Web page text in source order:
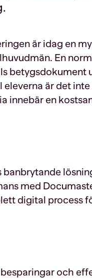
är idag en
En
betygsdokument
eleverna är det
innebär en
banbrytande
med
digital process
och